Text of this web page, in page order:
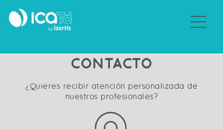
CONTACTO
¿Quieres recibir atención personalizada de
nuestros profesionales?